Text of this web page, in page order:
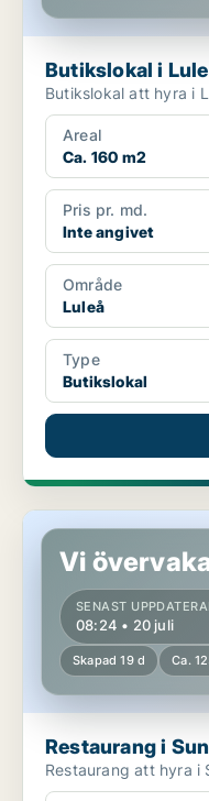
Butikslokal i
Butikslokal att hyra i
Areal
Ca. 160 m2
Pris pr. md.
Inte angivet
Område
Luleå
Type
Butikslokal
Restaurang i Sundbyberg
Vi
SENAST
08:24 • 20 juli
Skapad 19 d Ca.
Restaurang i
Restaurang att hyra i